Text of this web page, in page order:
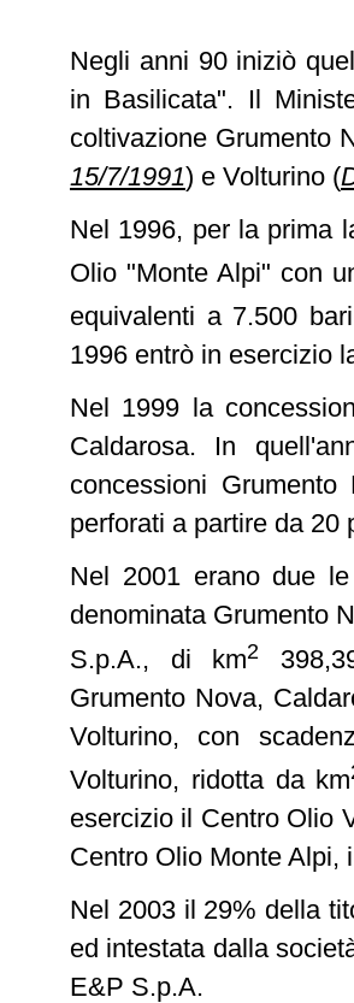
Negli anni 90 iniziò
in Basilicata". Il
coltivazione Grumento
15/7/1991) e Volturino (
Nel 1996, per la prima
Olio "Monte Alpi" con
equivalenti a 7.500
1996 entrò in esercizio
Nel 1999 la
Caldarosa. In
concessioni
perforati a partire da 20
Nel 2001 erano due
denominata Grumento
S.p.A., di km2
Grumento Nova,
Volturino, con
Volturino, ridotta da km
esercizio il Centro Olio
Centro Olio Monte Alpi,
Nel 2003 il 29% della
ed intestata dalla
E&P S.p.A.